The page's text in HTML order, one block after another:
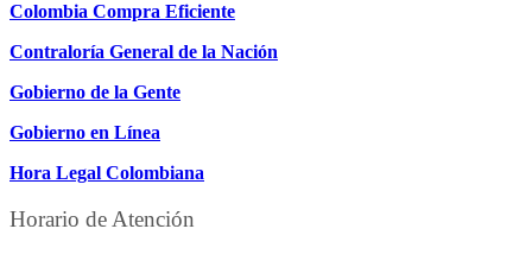
Colombia Compra Eficiente
Contraloría General de la Nación
Gobierno de la Gente
Gobierno en Línea
Hora Legal Colombiana
Horario de Atención